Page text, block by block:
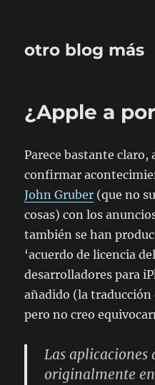
otro blog más
¿Apple a
Parece bastante claro,
confirmar
John Gruber (que no
cosas) con los
también se han
‘acuerdo de licencia
desarrolladores para
añadido (la traducción
pero no creo
Las aplicaciones
originalmente